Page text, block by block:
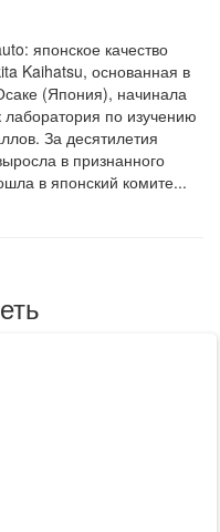
японское качество
Kaihatsu, основанная в
(Япония), начинала
лаборатория по изучению
За десятилетия
в признанного
в японский комите...